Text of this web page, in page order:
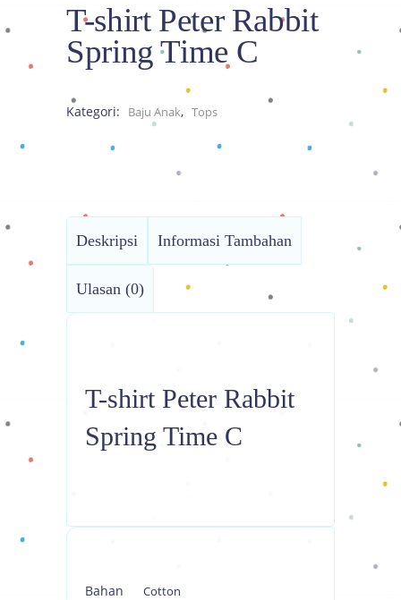
T-shirt Peter Rabbit
Spring Time C
Kategori: Baju Anak, Tops
Deskripsi Informasi Tambahan
Ulasan (0)
T-shirt Peter Rabbit
Spring Time C
Bahan Cotton